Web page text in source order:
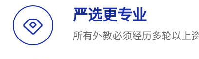
严选更专业
所有外教必须经历多轮以